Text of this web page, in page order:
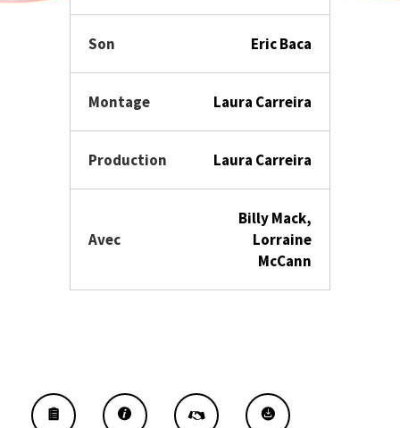
Son Eric Baca
Montage Laura Carreira
Production Laura Carreira
Avec
Billy Mack,
Lorraine
McCann